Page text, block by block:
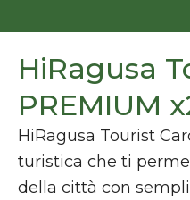
HiRagusa
PREMIUM
HiRagusa Tourist
turistica che ti
della città con